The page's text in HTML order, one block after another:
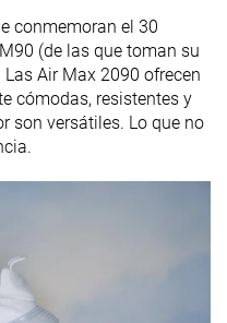
conmemoran el 30
(de las que toman su
Air Max 2090 ofrecen
cómodas, resistentes y
son versátiles. Lo que no